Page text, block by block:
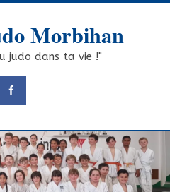
Morbihan
judo dans ta vie !"